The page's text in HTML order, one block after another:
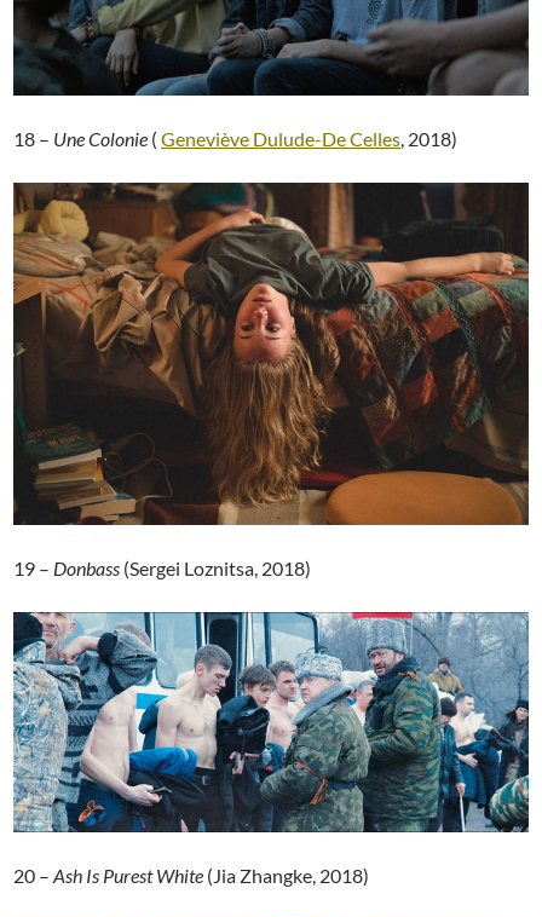
18 – Une Colonie (Geneviève Dulude-De Celles , 2018)
19 – Donbass (Sergei Loznitsa, 2018)
20 – Ash Is Purest White (Jia Zhangke, 2018)